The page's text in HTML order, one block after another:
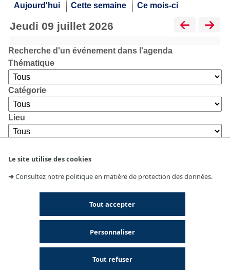
Le site utilise des cookies
➜Consultez notre politique en matière de protection des données.
Tout accepter
Tout refuser
Personnaliser
Aujourd'hui Cette semaine Ce mois-ci
jeudi 09 juillet 2026
Recherche d'un événement dans l'agenda
Thématique
Catégorie
Lieu